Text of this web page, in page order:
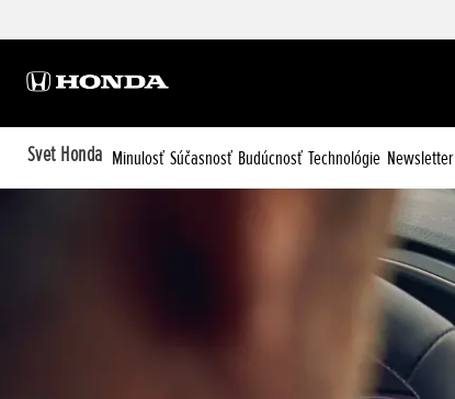
Svet Honda Minulosť Súčasnosť Budúcnosť Technológie Newsletter